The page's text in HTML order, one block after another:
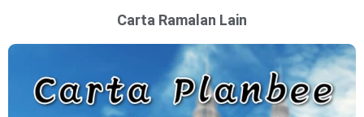
Carta Ramalan Lain